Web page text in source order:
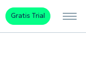
Gratis Trial